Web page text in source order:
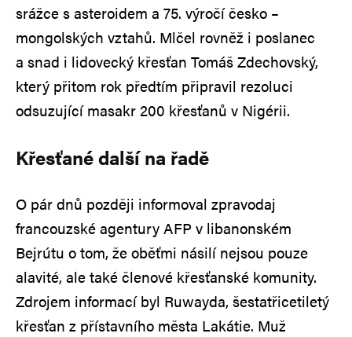
srážce s asteroidem a 75. výročí česko –
mongolských vztahů. Mlčel rovněž i poslanec
a snad i lidovecký křesťan Tomáš Zdechovský,
který přitom rok předtím připravil rezoluci
odsuzující masakr 200 křesťanů v Nigérii.
Křesťané další na řadě
O pár dnů později informoval zpravodaj
francouzské agentury AFP v libanonském
Bejrútu o tom, že oběťmi násilí nejsou pouze
alavité, ale také členové křesťanské komunity.
Zdrojem informací byl Ruwayda, šestatřicetiletý
křesťan z přístavního města Lakátie. Muž